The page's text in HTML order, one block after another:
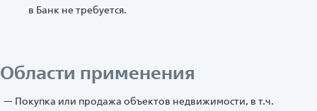
в Банк не требуется.
Области применения
Покупка или продажа объектов недвижимости, в т.ч.